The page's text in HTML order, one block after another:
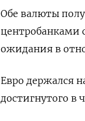
Обе валюты
центробанками
ожидания в
Евро держался
достигнутого в